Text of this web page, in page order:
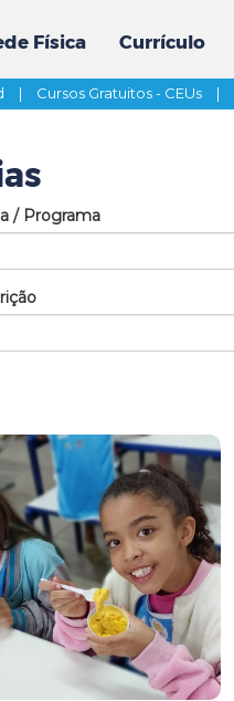
Física Currículo
| Cursos Gratuitos - CEUs |
/ Programa